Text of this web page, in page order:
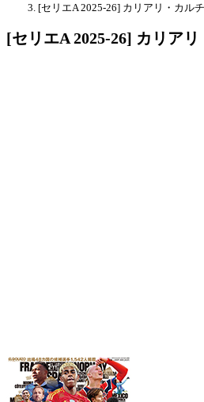
[セリエA 2025-26] カリアリ・カル
[セリエA 2025-26] カリア